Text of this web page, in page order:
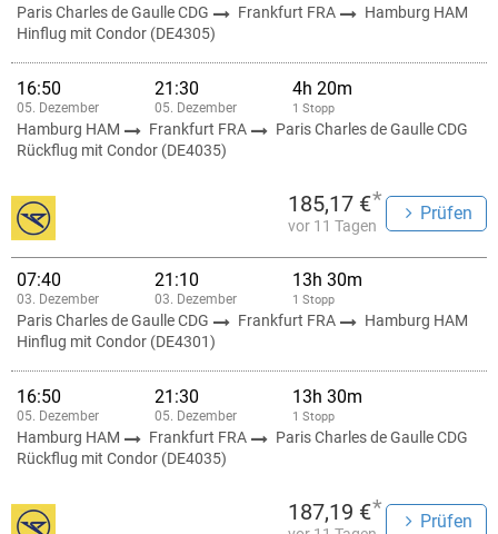
Paris Charles de Gaulle CDG Frankfurt FRA
Hamburg HAM
Hinflug mit Condor (DE4305)
16:50
05. Dezember
21:30
05. Dezember
4h 20m
1 Stopp
Hamburg HAM Frankfurt FRA
Paris Charles de Gaulle CDG
Rückflug mit Condor (DE4035)
185,17 €*
vor 11 Tagen
Prüfen
07:40
03. Dezember
21:10
03. Dezember
13h 30m
1 Stopp
Paris Charles de Gaulle CDG Frankfurt FRA
Hamburg HAM
Hinflug mit Condor (DE4301)
16:50
05. Dezember
21:30
05. Dezember
13h 30m
1 Stopp
Hamburg HAM Frankfurt FRA
Paris Charles de Gaulle CDG
Rückflug mit Condor (DE4035)
187,19 €*
Prüfen